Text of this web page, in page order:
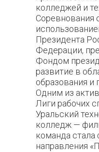
колледжей и
Соревнования
Президента
Федерации,
Фондом
развитие в
образования и
Одним из
Лиги рабочих
Уральский
колледж —
команда
направления